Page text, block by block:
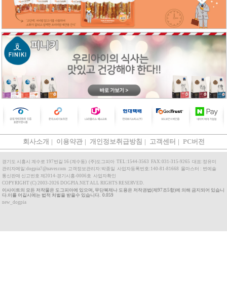
회사소개 | 이용약관 | 개인정보취급방침 | 고객센터 | PC버전
경기도 시흥시 계수로 197번길 16 (계수동) (주)도그피아 TEL:1544-3563 FAX:031-315-9265 대표:정유미
관리자메일:dogpia7@naver.com 고객정보관리자:박종일 사업자등록번호:140-81-81668 몰마스터 : 변예솔
통신판매 신고번호 제2014-경기시흥-0006호 사업자확인
COPYRIGHT (C) 2003-2026 DOGPIA.NET ALL RIGHTS RESERVED.
이사이트의 모든 저작물은 도그피아에 있으며, 무단복제나 도용은 저작권법(제97조5항)에 의해 금지되어 있습니
다.이를 어길시에는 법적 처벌을 받을수 있습니다. 0.059
new_dogpia